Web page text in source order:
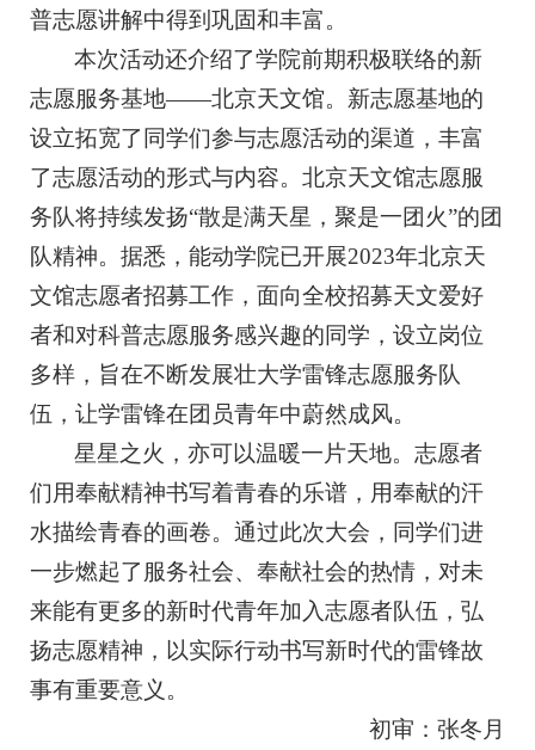
普志愿讲解中得到巩固和丰富。
本次活动还介绍了学院前期积极联络的新
志愿服务基地——北京天文馆。新志愿基地的
设立拓宽了同学们参与志愿活动的渠道，丰富
了志愿活动的形式与内容。北京天文馆志愿服
务队将持续发扬“散是满天星，聚是一团火”的团
队精神。据悉，能动学院已开展2023年北京天
文馆志愿者招募工作，面向全校招募天文爱好
者和对科普志愿服务感兴趣的同学，设立岗位
多样，旨在不断发展壮大学雷锋志愿服务队
伍，让学雷锋在团员青年中蔚然成风。
星星之火，亦可以温暖一片天地。志愿者
们用奉献精神书写着青春的乐谱，用奉献的汗
水描绘青春的画卷。通过此次大会，同学们进
一步燃起了服务社会、奉献社会的热情，对未
来能有更多的新时代青年加入志愿者队伍，弘
扬志愿精神，以实际行动书写新时代的雷锋故
事有重要意义。
初审：张冬月